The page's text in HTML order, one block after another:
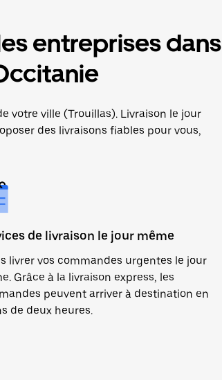
entreprises dans
votre ville (Trouillas). Livraison le jour
des livraisons fiables pour vous,
de livraison le jour même
livrer vos commandes urgentes le jour
Grâce à la livraison express, les
peuvent arriver à destination en
de deux heures.